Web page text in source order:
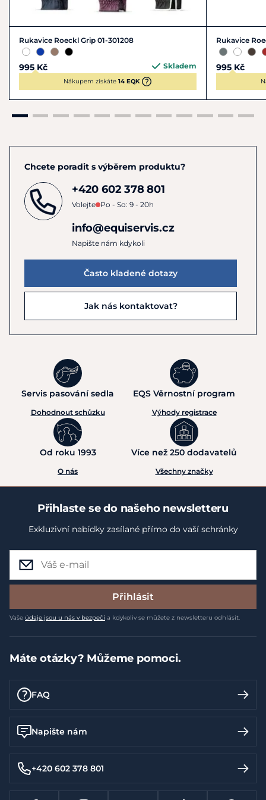
Rukavice Roeckl Grip 01-301208
995 Kč Skladem
Nákupem získáte14 EQK
Rukavice
995 Kč
Chcete poradit s výběrem produktu?
+420 602 378 801
Volejte Po - So: 9 - 20h
info@equiservis.cz
Napište nám kdykoli
Často kladené dotazy
Jak nás kontaktovat?
Servis pasování sedla
Dohodnout schůzku
EQS Věrnostní program
Výhody registrace
Od roku 1993
O nás
Více než 250 dodavatelů
Všechny značky
Přihlaste se do našeho newsletteru
Exkluzivní nabídky zasílané přímo do vaší schránky
Přihlásit
Vaše údaje jsou u nás v bezpečí a kdykoliv se můžete z newsletteru odhlásit.
Máte otázky? Můžeme pomoci.
FAQ
Napište nám
+420 602 378 801